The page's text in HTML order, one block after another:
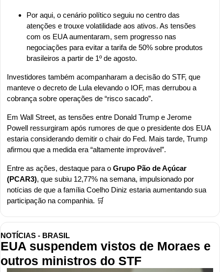
Por aqui, o cenário político seguiu no centro das
atenções e trouxe volatilidade aos ativos. As tensões
com os EUA aumentaram, sem progresso nas
negociações para evitar a tarifa de 50% sobre produtos
brasileiros a partir de 1º de agosto.
Investidores também acompanharam a decisão do STF, que
manteve o decreto de Lula elevando o IOF, mas derrubou a
cobrança sobre operações de “risco sacado”.
Em Wall Street, as tensões entre Donald Trump e Jerome
Powell ressurgiram após rumores de que o presidente dos EUA
estaria considerando demitir o chair do Fed. Mais tarde, Trump
afirmou que a medida era “altamente improvável”.
Entre as ações, destaque para o Grupo Pão de Açúcar
(PCAR3), que subiu 12,77% na semana, impulsionado por
notícias de que a família Coelho Diniz estaria aumentando sua
participação na companhia. 🛒
NOTÍCIAS - BRASIL
EUA suspendem vistos de Moraes e
outros ministros do STF